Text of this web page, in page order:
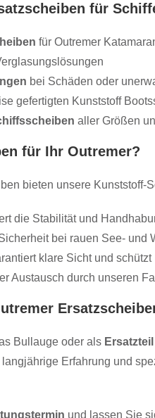
für
für Outremer
bei Schäden oder
gefertigten Kunststoff
aller Größen
für Ihr Outremer?
bieten unsere Kunststoff-
die Stabilität und
bei rauen See- und
klare Sicht und
Austausch durch unseren
Bullauge oder als
Erfahrung und
und lassen Sie